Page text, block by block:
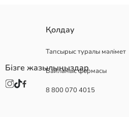
қыздарға арналған пижама жинағы
Бренд:
жыныс:
Қолдау
Тапсырыс туралы мәлімет
Байланыс формасы
8 800 070 4015
Бізге жазылыңыздар